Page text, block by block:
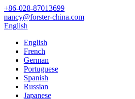
+86-028-87013699
nancy@forster-china.com
English
English
French
German
Portuguese
Spanish
Russian
Japanese